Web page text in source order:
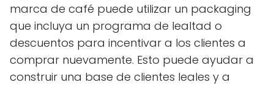
marca de café puede utilizar un packaging
que incluya un programa de lealtad o
descuentos para incentivar a los clientes a
comprar nuevamente. Esto puede ayudar a
construir una base de clientes leales y a